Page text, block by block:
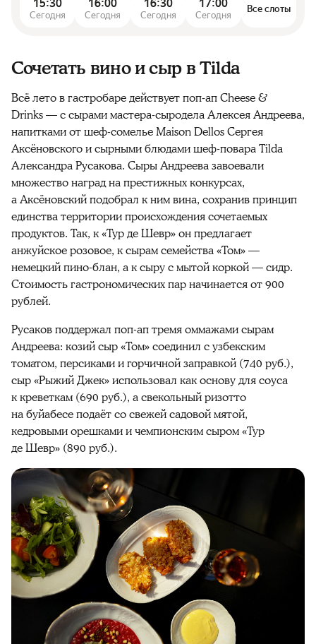
15:30
Сегодня
16:00
Сегодня
16:30
Сегодня
17:00
Сегодня
Все слоты
Сочетать вино и сыр в Tilda
Всё лето в гастробаре действует поп-ап Cheese &
Drinks — с сырами мастера-сыродела Алексея Андреева,
напитками от шеф-сомелье Maison Dellos Сергея
Аксёновского и сырными блюдами шеф-повара Tilda
Александра Русакова. Сыры Андреева завоевали
множество наград на престижных конкурсах,
а Аксёновский подобрал к ним вина, сохранив принцип
единства территории происхождения сочетаемых
продуктов. Так, к «Тур де Шевр» он предлагает
анжуйское розовое, к сырам семейства «Том» —
немецкий пино-блан, а к сыру с мытой коркой — сидр.
Стоимость гастрономических пар начинается от 900
рублей.
Русаков поддержал поп-ап тремя оммажами сырам
Андреева: козий сыр «Том» соединил с узбекским
томатом, персиками и горчичной заправкой (740 руб.),
сыр «Рыжий Джек» использовал как основу для соуса
к креветкам (690 руб.), а свекольный ризотто
на буйабесе подаёт со свежей садовой мятой,
кедровыми орешками и чемпионским сыром «Тур
де Шевр» (890 руб.).